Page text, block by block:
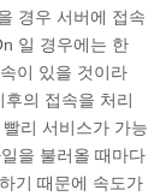
경우 서버에 접속
일 경우에는 한
이 있을 것이라
의 접속을 처리
리 서비스가 가능
을 불러올 때마다
기 때문에 속도가